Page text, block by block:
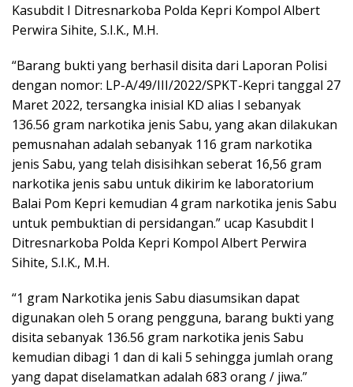
Kasubdit I Ditresnarkoba Polda Kepri Kompol Albert
Perwira Sihite, S.I.K., M.H.
“Barang bukti yang berhasil disita dari Laporan Polisi
dengan nomor: LP-A/49/III/2022/SPKT-Kepri tanggal 27
Maret 2022, tersangka inisial KD alias I sebanyak
136.56 gram narkotika jenis Sabu, yang akan dilakukan
pemusnahan adalah sebanyak 116 gram narkotika
jenis Sabu, yang telah disisihkan seberat 16,56 gram
narkotika jenis sabu untuk dikirim ke laboratorium
Balai Pom Kepri kemudian 4 gram narkotika jenis Sabu
untuk pembuktian di persidangan.” ucap Kasubdit I
Ditresnarkoba Polda Kepri Kompol Albert Perwira
Sihite, S.I.K., M.H.
“1 gram Narkotika jenis Sabu diasumsikan dapat
digunakan oleh 5 orang pengguna, barang bukti yang
disita sebanyak 136.56 gram narkotika jenis Sabu
kemudian dibagi 1 dan di kali 5 sehingga jumlah orang
yang dapat diselamatkan adalah 683 orang / jiwa.”